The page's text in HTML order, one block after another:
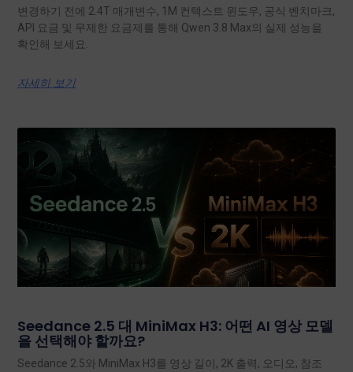
변경하기 전에 2.4T 매개변수, 1M 컨텍스트 윈도우, 공식 벤치마크,
API 요금 및 무제한 요금제를 통해 Qwen 3.8 Max의 실제 성능을
확인해 보세요.
자세히 보기
Seedance 2.5 대 MiniMax H3: 어떤 AI 영상 모델
을 선택해야 할까요?
Seedance 2.5와 MiniMax H3를 영상 길이, 2K 출력, 오디오, 참조